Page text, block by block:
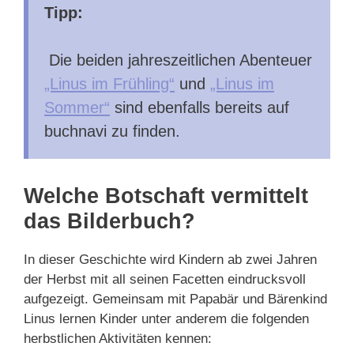
Tipp:
Die beiden jahreszeitlichen Abenteuer
„Linus im Frühling“ und „Linus im
Sommer“ sind ebenfalls bereits auf
buchnavi zu finden.
Welche Botschaft vermittelt
das Bilderbuch?
In dieser Geschichte wird Kindern ab zwei Jahren
der Herbst mit all seinen Facetten eindrucksvoll
aufgezeigt. Gemeinsam mit Papabär und Bärenkind
Linus lernen Kinder unter anderem die folgenden
herbstlichen Aktivitäten kennen: